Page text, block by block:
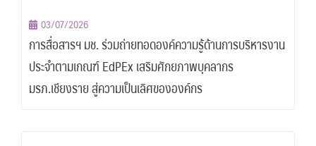
03/07/2026
การสื่อสารฯ มช. ร่วมถ่ายทอดองค์ความรู้ด้านการบริหารงาน
ประจำตามเกณฑ์ EdPEx เสริมศักยภาพบุคลากร
มรภ.เชียงราย สู่ความเป็นเลิศขององค์กร